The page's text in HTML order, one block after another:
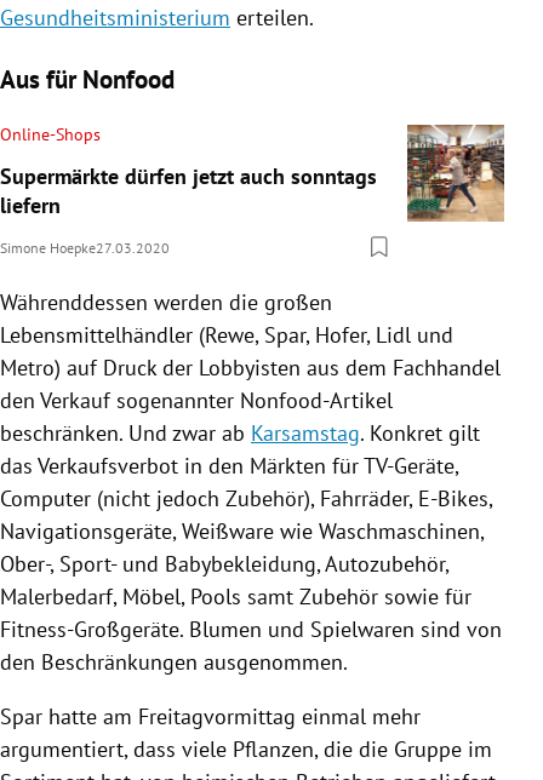
Gesundheitsministerium erteilen.
Aus für Nonfood
Online-Shops
Supermärkte dürfen jetzt auch sonntags
liefern
Simone Hoepke27.03.2020
Währenddessen werden die großen
Lebensmittelhändler (Rewe, Spar, Hofer, Lidl und
Metro) auf Druck der Lobbyisten aus dem Fachhandel
den Verkauf sogenannter Nonfood-Artikel
beschränken. Und zwar ab Karsamstag. Konkret gilt
das Verkaufsverbot in den Märkten für TV-Geräte,
Computer (nicht jedoch Zubehör), Fahrräder, E-Bikes,
Navigationsgeräte, Weißware wie Waschmaschinen,
Ober-, Sport- und Babybekleidung, Autozubehör,
Malerbedarf, Möbel, Pools samt Zubehör sowie für
Fitness-Großgeräte. Blumen und Spielwaren sind von
den Beschränkungen ausgenommen.
Spar hatte am Freitagvormittag einmal mehr
argumentiert, dass viele Pflanzen, die die Gruppe im